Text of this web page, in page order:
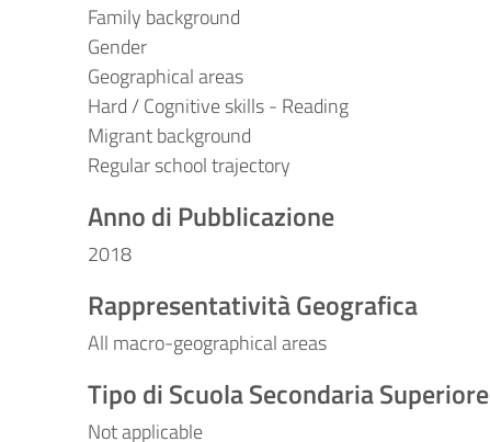
Family background
Gender
Geographical areas
Hard / Cognitive skills - Reading
Migrant background
Regular school trajectory
Anno di Pubblicazione
2018
Rappresentatività Geografica
All macro-geographical areas
Tipo di Scuola Secondaria Superiore
Not applicable